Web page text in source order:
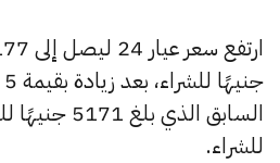
للشراء.